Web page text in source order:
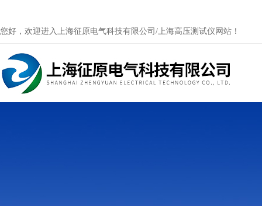
您好，欢迎进入上海征原电气科技有限公司/上海高压测试仪网站！